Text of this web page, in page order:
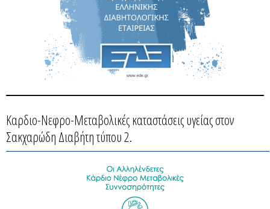
Καρδιο-Νεφρο-Μεταβολικές καταστάσεις υγείας στον
Σακχαρώδη Διαβήτη τύπου 2.